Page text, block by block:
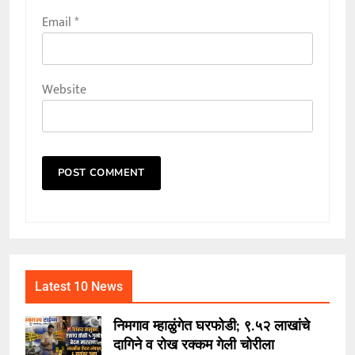
Email*
Website
Latest 10 News
निमगाव म्हाळुंगेत घरफोडी; ९.५२ लाखांचे
दागिने व रोख रक्कम गेली चोरीला